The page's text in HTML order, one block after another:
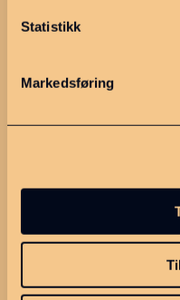
Statistikk
Markedsføring
Om oss
Meld deg